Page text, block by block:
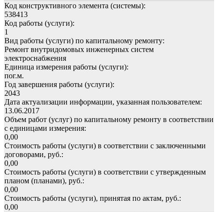
Код конструктивного элемента (системы):
538413
Код работы (услуги):
1
Вид работы (услуги) по капитальному ремонту:
Ремонт внутридомовых инженерных систем
электроснабжения
Единица измерения работы (услуги):
пог.м.
Год завершения работы (услуги):
2043
Дата актуализации информации, указанная пользователем:
13.06.2017
Объем работ (услуг) по капитальному ремонту в соответствии
с единицами измерения:
0,00
Стоимость работы (услуги) в соответствии с заключенными
договорами, руб.:
0,00
Стоимость работы (услуги) в соответствии с утвержденным
планом (планами), руб.:
0,00
Стоимость работы (услуги), принятая по актам, руб.:
0,00